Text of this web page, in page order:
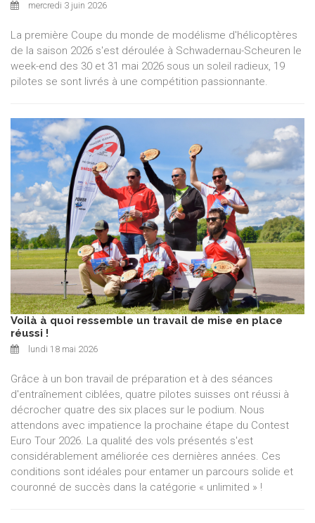
mercredi 3 juin 2026
La première Coupe du monde de modélisme d'hélicoptères
de la saison 2026 s'est déroulée à Schwadernau-Scheuren le
week-end des 30 et 31 mai 2026 sous un soleil radieux, 19
pilotes se sont livrés à une compétition passionnante.
Voilà à quoi ressemble un travail de mise en place
réussi !
lundi 18 mai 2026
Grâce à un bon travail de préparation et à des séances
d'entraînement ciblées, quatre pilotes suisses ont réussi à
décrocher quatre des six places sur le podium. Nous
attendons avec impatience la prochaine étape du Contest
Euro Tour 2026. La qualité des vols présentés s'est
considérablement améliorée ces dernières années. Ces
conditions sont idéales pour entamer un parcours solide et
couronné de succès dans la catégorie « unlimited » !